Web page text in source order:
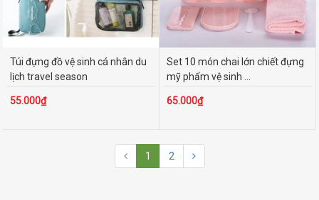
Túi đựng đồ vệ sinh cá nhân du
lịch travel season
55.000₫
Set 10 món chai lớn chiết đựng
mỹ phẩm vệ sinh ...
65.000₫
1 2